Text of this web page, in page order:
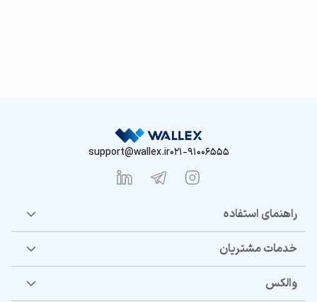
021-91006555
support@wallex.ir
راهنمای استفاده
خدمات مشتریان
والکس